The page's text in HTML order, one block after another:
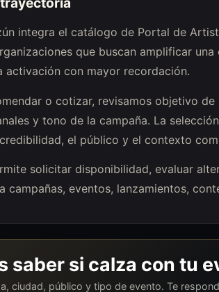
integra el catálogo de Portal de
que buscan amplificar
activación con mayor recordación.
o cotizar, revisamos objetivo
y tono de la campaña. La
el público y el contexto
solicitar disponibilidad, evaluar
campañas, eventos, lanzamientos,
saber si calza con tu
ciudad, público y tipo de evento. Te